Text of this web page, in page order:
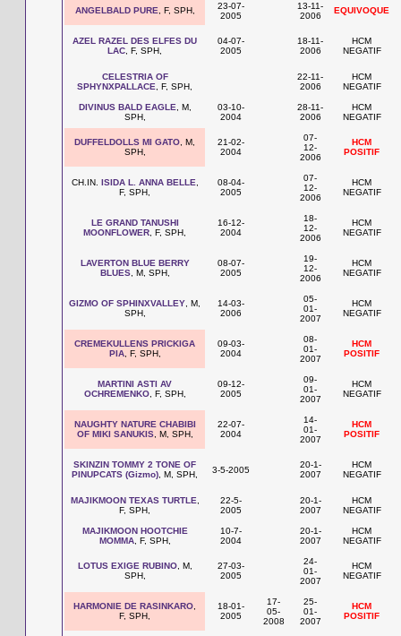
ANGELBALD PURE , F, SPH,
23-07-
2005
13-11-
2006
EQUIVOQUE
AZEL RAZEL DES ELFES DU
LAC , F, SPH,
04-07-
2005
18-11-
2006
HCM
NEGATIF
CELESTRIA OF
SPHYNXPALLACE , F, SPH,
22-11-
2006
HCM
NEGATIF
DIVINUS BALD EAGLE , M,
SPH,
03-10-
2004
28-11-
2006
HCM
NEGATIF
DUFFELDOLLS MI GATO , M,
SPH,
21-02-
2004
07-
12-
2006
HCM
POSITIF
CH.IN. ISIDA L. ANNA BELLE
F, SPH,
08-04-
2005
07-
12-
2006
HCM
NEGATIF
LE GRAND TANUSHI
MOONFLOWER , F, SPH,
16-12-
2004
18-
12-
2006
HCM
NEGATIF
LAVERTON BLUE BERRY
BLUES, M, SPH,
08-07-
2005
19-
12-
2006
HCM
NEGATIF
GIZMO OF SPHINXVALLEY , M,
SPH,
14-03-
2006
05-
01-
2007
HCM
NEGATIF
CREMEKULLENS PRICKIGA
PIA, F, SPH,
09-03-
2004
08-
01-
2007
HCM
POSITIF
MARTINI ASTI AV
OCHREMENKO, F, SPH,
09-12-
2005
09-
01-
2007
HCM
NEGATIF
NAUGHTY NATURE CHABIBI
OF MIKI SANUKIS, M, SPH,
22-07-
2004
14-
01-
2007
HCM
POSITIF
SKINZIN TOMMY 2 TONE OF
PINUPCATS (Gizmo) , M, SPH, 3-5-2005
20-1-
2007
HCM
NEGATIF
MAJIKMOON TEXAS TURTLE
F, SPH,
22-5-
2005
20-1-
2007
HCM
NEGATIF
MAJIKMOON HOOTCHIE
MOMMA, F, SPH,
10-7-
2004
20-1-
2007
HCM
NEGATIF
LOTUS EXIGE RUBINO, M,
SPH,
27-03-
2005
24-
01-
2007
HCM
NEGATIF
HARMONIE DE RASINKARO
F, SPH,
18-01-
2005
17-
05-
2008
25-
01-
2007
HCM
POSITIF